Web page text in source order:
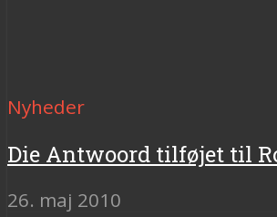
Nyheder
Die Antwoord tilføjet til
26. maj 2010